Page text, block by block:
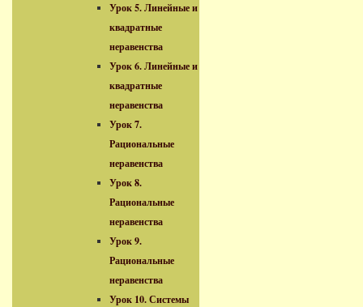
Урок 5. Линейные и
квадратные
неравенства
Урок 6. Линейные и
квадратные
неравенства
Урок 7.
Рациональные
неравенства
Урок 8.
Рациональные
неравенства
Урок 9.
Рациональные
неравенства
Урок 10. Системы